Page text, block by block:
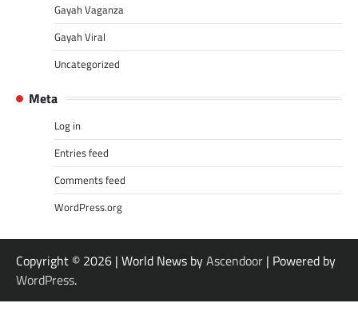
Gayah Vaganza
Gayah Viral
Uncategorized
Meta
Log in
Entries feed
Comments feed
WordPress.org
Copyright © 2026 | World News byAscendoor | Powered by
WordPress.